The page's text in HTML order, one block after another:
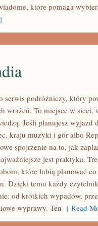
które pomaga
serwis podróżniczy, który
wrażeń. To miejsce w sieci,
Jeśli planujesz
kraju muzyki i gór albo
spojrzenie na to, jak
jest praktyka.
które lubią planować
Dzięki temu każdy
od krótkich wypadów,
wyprawy. Ten [ Read